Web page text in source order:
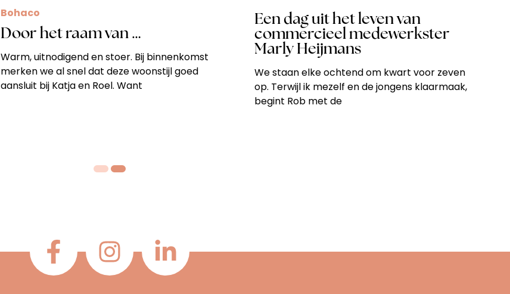
Bohaco
Door het raam van …
Warm, uitnodigend en stoer. Bij binnenkomst
merken we al snel dat deze woonstijl goed
aansluit bij Katja en Roel. Want
Een dag uit het leven van
commercieel medewerkster
Marly Heijmans
We staan elke ochtend om kwart voor zeven
op. Terwijl ik mezelf en de jongens klaarmaak,
begint Rob met de